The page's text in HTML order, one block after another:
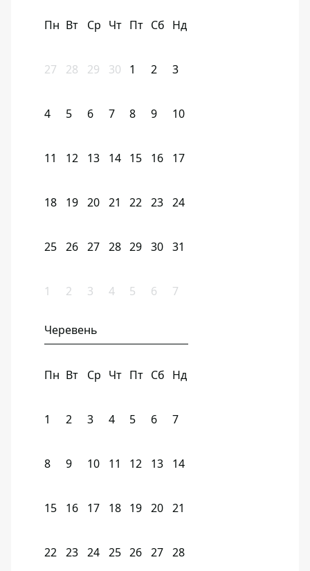
Пн Вт Ср Чт Пт Сб Нд
27 28 29 30 1 2 3
4 5 6 7 8 9 10
11 12 13 14 15 16 17
18 19 20 21 22 23 24
25 26 27 28 29 30 31
1 2 3 4 5 6 7
Черевень
Пн Вт Ср Чт Пт Сб Нд
1 2 3 4 5 6 7
8 9 10 11 12 13 14
15 16 17 18 19 20 21
22 23 24 25 26 27 28